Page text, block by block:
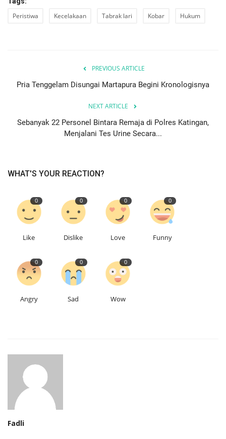
Peristiwa Kecelakaan Tabrak lari Kobar Hukum
PREVIOUS ARTICLE
Pria Tenggelam Disungai Martapura Begini Kronologisnya
NEXT ARTICLE
Sebanyak 22 Personel Bintara Remaja di Polres Katingan,
Menjalani Tes Urine Secara...
WHAT'S YOUR REACTION?
0
Like
0
Dislike
0
Love
0
Funny
0
Angry
0
Sad
0
Wow
Fadli